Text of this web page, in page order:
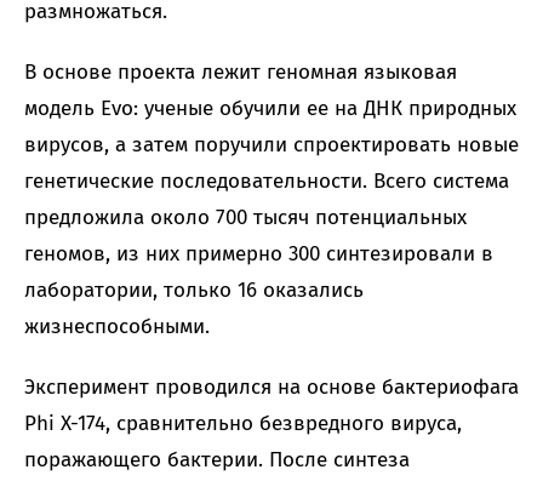
размножаться.
В основе проекта лежит геномная языковая
модель Evo: ученые обучили ее на ДНК природных
вирусов, а затем поручили спроектировать новые
генетические последовательности. Всего система
предложила около 700 тысяч потенциальных
геномов, из них примерно 300 синтезировали в
лаборатории, только 16 оказались
жизнеспособными.
Эксперимент проводился на основе бактериофага
Phi X-174, сравнительно безвредного вируса,
поражающего бактерии. После синтеза